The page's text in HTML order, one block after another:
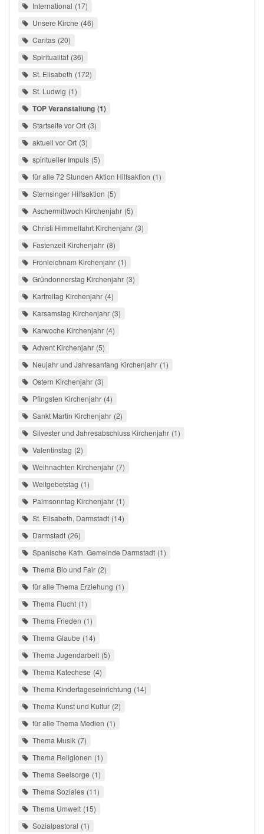
International 17
Unsere Kirche 46
Caritas 20
Spiritualität 36
St. Elisabeth 172
St. Ludwig 1
TOP Veranstaltung 1
Startseite vor Ort 3
aktuell vor Ort 3
spiritueller Impuls 5
für alle 72 Stunden Aktion Hilfsaktion 1
Sternsinger Hilfsaktion 5
Aschermittwoch Kirchenjahr 5
Christi Himmelfahrt Kirchenjahr 3
Fastenzeit Kirchenjahr 8
Fronleichnam Kirchenjahr 1
Gründonnerstag Kirchenjahr 3
Karfreitag Kirchenjahr 4
Karsamstag Kirchenjahr 3
Karwoche Kirchenjahr 4
Advent Kirchenjahr 5
Neujahr und Jahresanfang Kirchenjahr 1
Ostern Kirchenjahr 3
Pfingsten Kirchenjahr 4
Sankt Martin Kirchenjahr 2
Silvester und Jahresabschluss Kirchenjahr 1
Valentinstag 2
Weihnachten Kirchenjahr 7
Weltgebetstag 1
Palmsonntag Kirchenjahr 1
St. Elisabeth, Darmstadt 14
Darmstadt 26
Spanische Kath. Gemeinde Darmstadt 1
Thema Bio und Fair 2
für alle Thema Erziehung 1
Thema Flucht 1
Thema Frieden 1
Thema Glaube 14
Thema Jugendarbeit 5
Thema Katechese 4
Thema Kindertageseinrichtung 14
Thema Kunst und Kultur 2
für alle Thema Medien 1
Thema Musik 7
Thema Religionen 1
Thema Seelsorge 1
Thema Soziales 11
Thema Umwelt 15
Sozialpastoral 1